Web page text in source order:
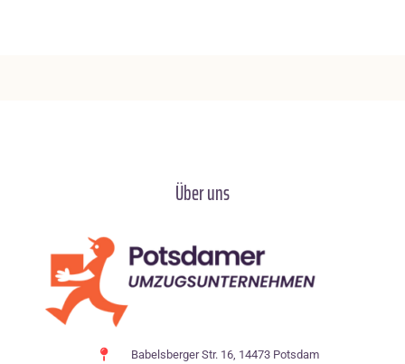
Über uns
Babelsberger Str. 16, 14473 Potsdam